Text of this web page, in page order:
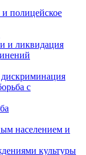
полицейское
и ликвидация
дискриминация
с
населением и
культуры